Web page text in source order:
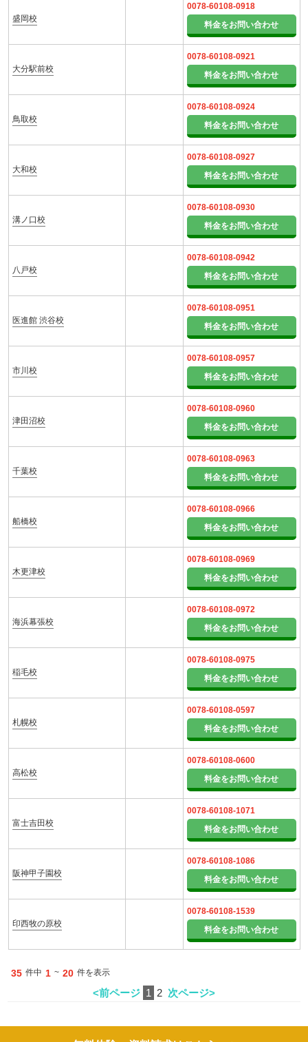
盛岡校
0078-60108-0918
料金をお問い合わせ
大分駅前校
0078-60108-0921
料金をお問い合わせ
鳥取校
0078-60108-0924
料金をお問い合わせ
大和校
0078-60108-0927
料金をお問い合わせ
溝ノ口校
0078-60108-0930
料金をお問い合わせ
八戸校
0078-60108-0942
料金をお問い合わせ
医進館 渋谷校
0078-60108-0951
料金をお問い合わせ
市川校
0078-60108-0957
料金をお問い合わせ
津田沼校
0078-60108-0960
料金をお問い合わせ
千葉校
0078-60108-0963
料金をお問い合わせ
船橋校
0078-60108-0966
料金をお問い合わせ
木更津校
0078-60108-0969
料金をお問い合わせ
海浜幕張校
0078-60108-0972
料金をお問い合わせ
稲毛校
0078-60108-0975
料金をお問い合わせ
札幌校
0078-60108-0597
料金をお問い合わせ
高松校
0078-60108-0600
料金をお問い合わせ
富士吉田校
0078-60108-1071
料金をお問い合わせ
阪神甲子園校
0078-60108-1086
料金をお問い合わせ
印西牧の原校
0078-60108-1539
料金をお問い合わせ
35 件中 1 ~ 20 件を表示
<前ページ 1 2 次ページ>